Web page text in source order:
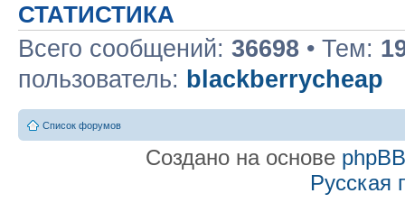
СТАТИСТИКА
Всего сообщений: 36698 • Тем:
пользователь: blackberrycheap
Список форумов
Создано на основе phpBB
Русская